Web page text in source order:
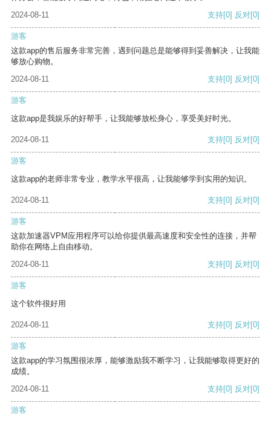
2024-08-11
支持[0] 反对[0]
游客
这款app的售后服务非常完善，遇到问题总是能够得到妥善解决，让我能
够放心购物。
2024-08-11
支持[0] 反对[0]
游客
这款app是我娱乐的好帮手，让我能够放松身心，享受美好时光。
2024-08-11 支持[0] 反对[0]
游客
这款app的老师非常专业，教学水平很高，让我能够学到实用的知识。
2024-08-11 支持[0] 反对[0]
游客
这款加速器VPM应用程序可以给你提供最高速度和安全性的连接，并帮
助你在网络上自由移动。
2024-08-11
支持[0] 反对[0]
游客
这个软件很好用
2024-08-11 支持[0] 反对[0]
游客
这款app的学习氛围很浓厚，能够激励我不断学习，让我能够取得更好的
成绩。
2024-08-11
支持[0] 反对[0]
游客